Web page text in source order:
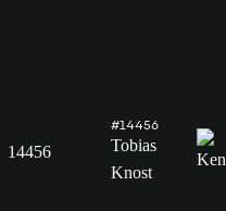
14456
#14456
Tobias
Knost